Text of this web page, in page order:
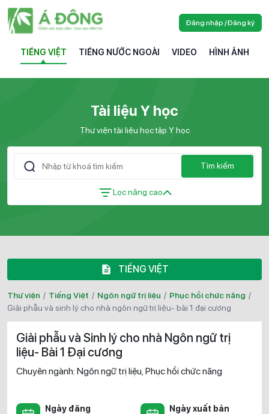
TIẾNG VIỆT TIẾNG NƯỚC NGOÀI VIDEO HÌNH ẢNH
Đăng nhập / Đăng ký
Tài liệu Y học
Thư viện tài liệu học tập Y học
Tìm kiếm
Lọc nâng cao
TIẾNG VIỆT
Thư viện / Tiếng Việt / Ngôn ngữ trị liệu / Phục hồi chức năng /
giải phẫu và sinh lý cho nhà ngôn ngữ trị liệu- bài 1 đại cương
Giải phẫu và Sinh lý cho nhà Ngôn ngữ trị
liệu- Bài 1 Đại cương
Chuyên ngành: Ngôn ngữ trị liệu Phục hồi chức năng
Ngày đăng
Ngày xuất bản